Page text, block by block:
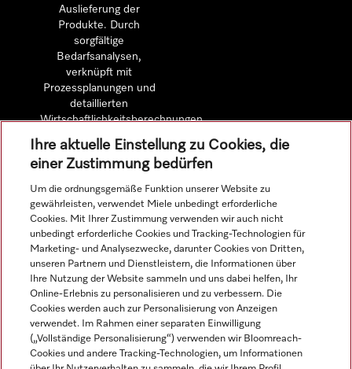
Auslieferung der
Produkte. Durch
sorgfältige
Bedarfsanalysen,
verknüpft mit
Prozessplanungen und
detaillierten
Wirtschaftlichkeitsberechnungen.
Navigation
Service
Ihre aktuelle Einstellung zu Cookies, die
einer Zustimmung bedürfen
Um die ordnungsgemäße Funktion unserer Website zu
gewährleisten, verwendet Miele unbedingt erforderliche
Cookies. Mit Ihrer Zustimmung verwenden wir auch nicht
unbedingt erforderliche Cookies und Tracking-Technologien für
Marketing- und Analysezwecke, darunter Cookies von Dritten,
unseren Partnern und Dienstleistern, die Informationen über
Ihre Nutzung der Website sammeln und uns dabei helfen, Ihr
Online-Erlebnis zu personalisieren und zu verbessern. Die
Cookies werden auch zur Personalisierung von Anzeigen
verwendet. Im Rahmen einer separaten Einwilligung
(„Vollständige Personalisierung“) verwenden wir Bloomreach-
Cookies und andere Tracking-Technologien, um Informationen